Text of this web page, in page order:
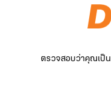
ตรวจสอบว่าคุณเป็